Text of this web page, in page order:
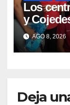
Los
y
Semana
Materna
AGO 8, 2026
Deja